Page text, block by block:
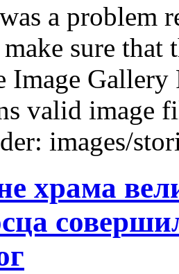
a problem
make sure
Image Gallery
valid image
images/
храма